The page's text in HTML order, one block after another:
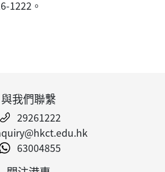
1222。
與我們聯繫
29261222
63004855